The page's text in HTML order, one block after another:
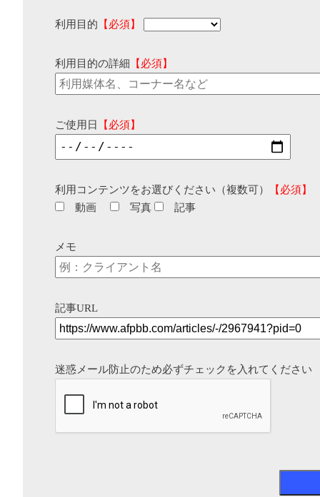
利用目的 【必須】
利用目的の詳細 【必須】
ご使用日 【必須】
利用コンテンツをお選びください（複数可）
【必須】
動画
写真 記事
メモ
記事URL
迷惑メール防止のため必ずチェックを入れてください